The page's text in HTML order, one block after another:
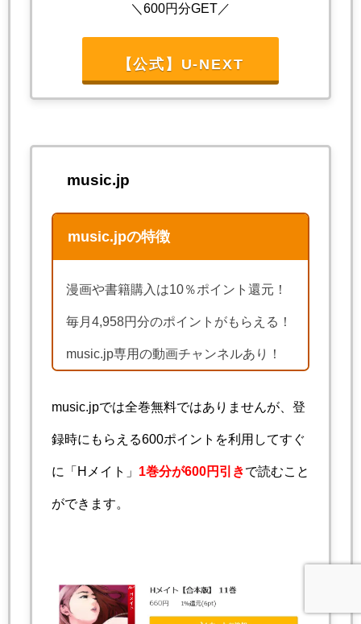
＼600円分GET／
【公式】U-NEXT
music.jp
music.jpの特徴
漫画や書籍購入は10％ポイント還元！
毎月4,958円分のポイントがもらえる！
music.jp専用の動画チャンネルあり！
music.jpでは全巻無料ではありませんが、登
録時にもらえる600ポイントを利用してすぐ
に「Hメイト」 1巻分が600円引きで読むこと
ができます。